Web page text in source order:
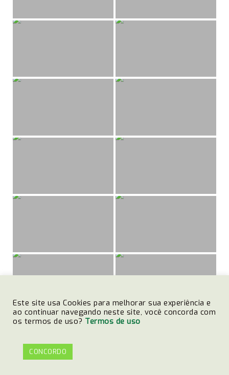
Este site usa Cookies para melhorar sua experiência e
ao continuar navegando neste site, você concorda com
os termos de uso? Termos de uso
CONCORDO